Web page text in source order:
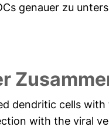
genauer zu
dendritic cells
with the viral